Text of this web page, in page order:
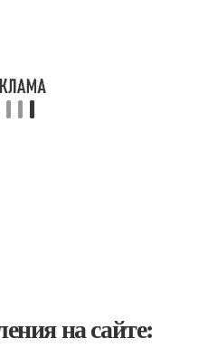
на сайте: